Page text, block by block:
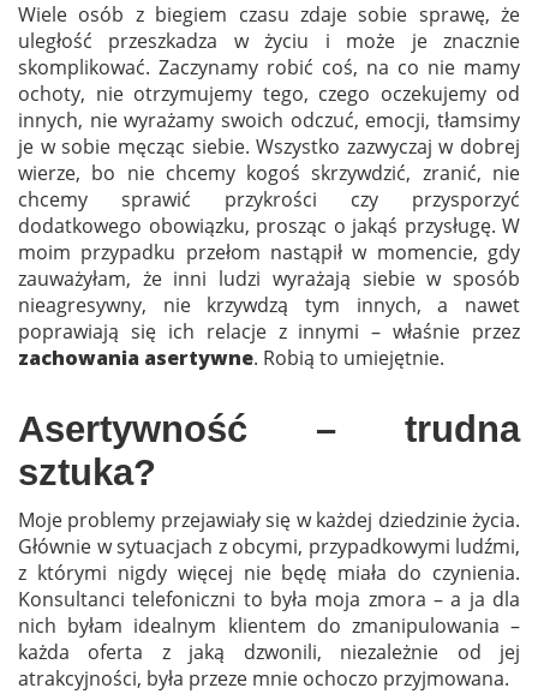
Wiele osób z biegiem czasu zdaje sobie sprawę, że
uległość przeszkadza w życiu i może je znacznie
skomplikować. Zaczynamy robić coś, na co nie mamy
ochoty, nie otrzymujemy tego, czego oczekujemy od
innych, nie wyrażamy swoich odczuć, emocji, tłamsimy
je w sobie męcząc siebie. Wszystko zazwyczaj w dobrej
wierze, bo nie chcemy kogoś skrzywdzić, zranić, nie
chcemy sprawić przykrości czy przysporzyć
dodatkowego obowiązku, prosząc o jakąś przysługę. W
moim przypadku przełom nastąpił w momencie, gdy
zauważyłam, że inni ludzi wyrażają siebie w sposób
nieagresywny, nie krzywdzą tym innych, a nawet
poprawiają się ich relacje z innymi – właśnie przez
zachowania asertywne. Robią to umiejętnie.
Asertywność – trudna
sztuka?
Moje problemy przejawiały się w każdej dziedzinie życia.
Głównie w sytuacjach z obcymi, przypadkowymi ludźmi,
z którymi nigdy więcej nie będę miała do czynienia.
Konsultanci telefoniczni to była moja zmora – a ja dla
nich byłam idealnym klientem do zmanipulowania –
każda oferta z jaką dzwonili, niezależnie od jej
atrakcyjności, była przeze mnie ochoczo przyjmowana.